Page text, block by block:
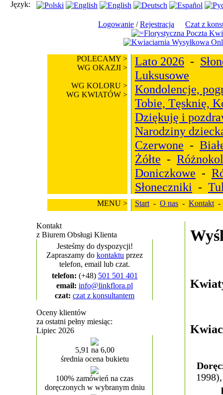
Język:
Logowanie /Rejestracja Czat z
POLECAMY >
WG OKAZJI >
WG KOLORU >
WG KWIATÓW >
Lato 2026 -
Luksusowe
Kondolencje,
Tobie, Tęsknię,
Dziękuję i
Narodziny
Czerwone -
Żółte -
Doniczkowe -
Słoneczniki -
MENU > Start - O nas - Kontakt
Kontakt
z Biurem Obsługi Klienta
Jesteśmy do dyspozycji!
Zapraszamy do kontaktu przez
telefon, email lub czat.
telefon: (+48) 501 501 401
email: info@linkflora.pl
czat: czat z konsultantem
Oceny klientów
za ostatni pełny miesiąc:
Lipiec 2026
5,91 na 6,00
średnia ocena bukietu
100% zamówień na czas
doręczonych w wybranym dniu